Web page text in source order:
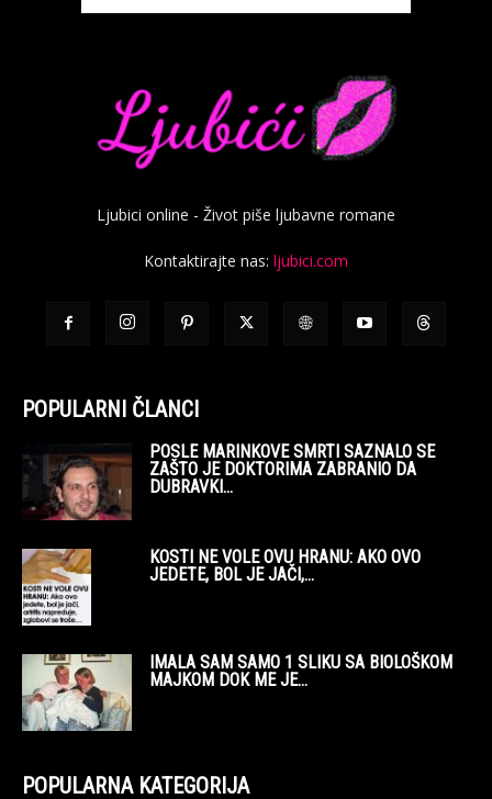
Ljubici online - Život piše ljubavne romane
Kontaktirajte nas: ljubici.com
POPULARNI ČLANCI
POSLE MARINKOVE SMRTI SAZNALO SE
ZAŠTO JE DOKTORIMA ZABRANIO DA
DUBRAVKI...
KOSTI NE VOLE OVU HRANU: AKO OVO
JEDETE, BOL JE JAČI,...
IMALA SAM SAMO 1 SLIKU SA BIOLOŠKOM
MAJKOM DOK ME JE...
POPULARNA KATEGORIJA